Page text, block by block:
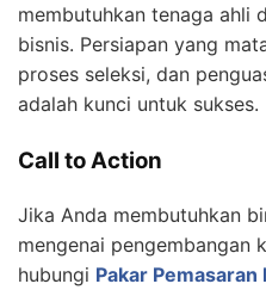
membutuhkan tenaga ahli
bisnis. Persiapan yang
proses seleksi, dan
adalah kunci untuk sukses.
Call to Action
Jika Anda membutuhkan
mengenai pengembangan
hubungi Pakar Pemasaran